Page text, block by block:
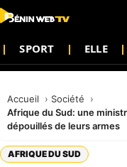
SPORT ELLE
Accueil
Société
Afrique du Sud: une
dépouillés de leurs armes
AFRIQUE DU SUD